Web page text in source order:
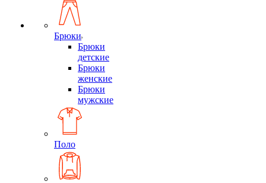
Брюки
Брюки
детские
Брюки
женские
Брюки
мужские
Поло